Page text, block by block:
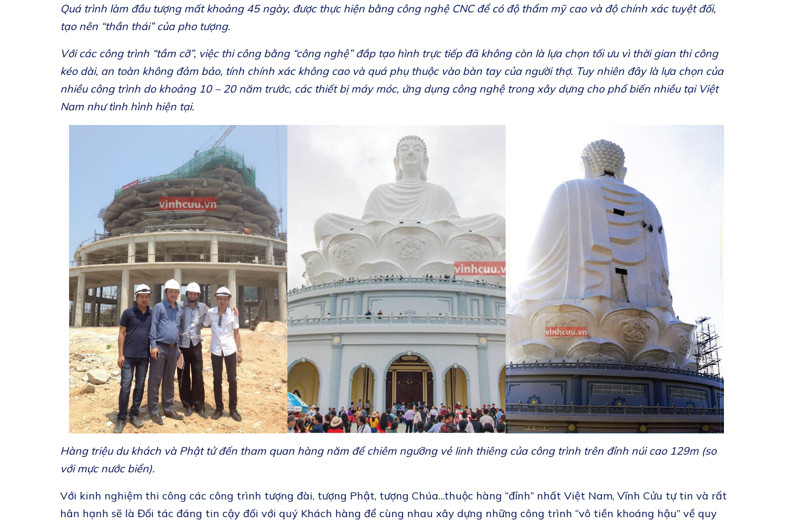
Quá trình làm đầu tượng mất khoảng 45 ngày, được thực hiện bằng công nghệ CNC để có độ thẩm mỹ cao và độ chính xác tuyệt đối,
tạo nên “thần thái” của pho tượng.
Với các công trình “tầm cỡ”, việc thi công bằng “công nghệ” đắp tạo hình trực tiếp đã không còn là lựa chọn tối ưu vì thời gian thi công
kéo dài, an toàn không đảm bảo, tính chính xác không cao và quá phụ thuộc vào bàn tay của người thợ. Tuy nhiên đây là lựa chọn của
nhiều công trình do khoảng 10 – 20 năm trước, các thiết bị máy móc, ứng dụng công nghệ trong xây dựng cho phổ biến nhiều tại Việt
Nam như tình hình hiện tại.
Hàng triệu du khách và Phật tử đến tham quan hàng năm để chiêm ngưỡng vẻ linh thiêng của công trình trên đỉnh núi cao 129m (so
với mực nước biển).
Với kinh nghiệm thi công các công trình tượng đài, tượng Phật, tượng Chúa…thuộc hàng “đỉnh” nhất Việt Nam, Vĩnh Cửu tự tin và rất
hân hạnh sẽ là Đối tác đáng tin cậy đối với quý Khách hàng để cùng nhau xây dựng những công trình “vô tiền khoáng hậu” về quy